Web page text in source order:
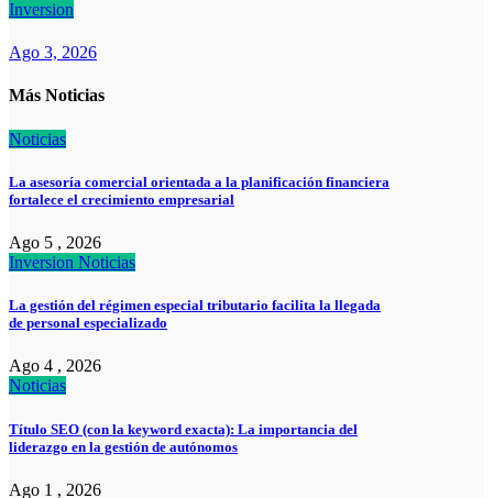
Inversion
Ago 3, 2026
Más Noticias
Noticias
La asesoría comercial orientada a la planificación financiera
fortalece el crecimiento empresarial
Ago 5 , 2026
Inversion Noticias
La gestión del régimen especial tributario facilita la llegada
de personal especializado
Ago 4 , 2026
Noticias
Título SEO (con la keyword exacta): La importancia del
liderazgo en la gestión de autónomos
Ago 1 , 2026